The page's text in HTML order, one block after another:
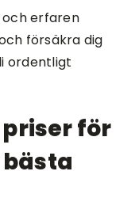
erfaren
försäkra dig
ordentligt
för